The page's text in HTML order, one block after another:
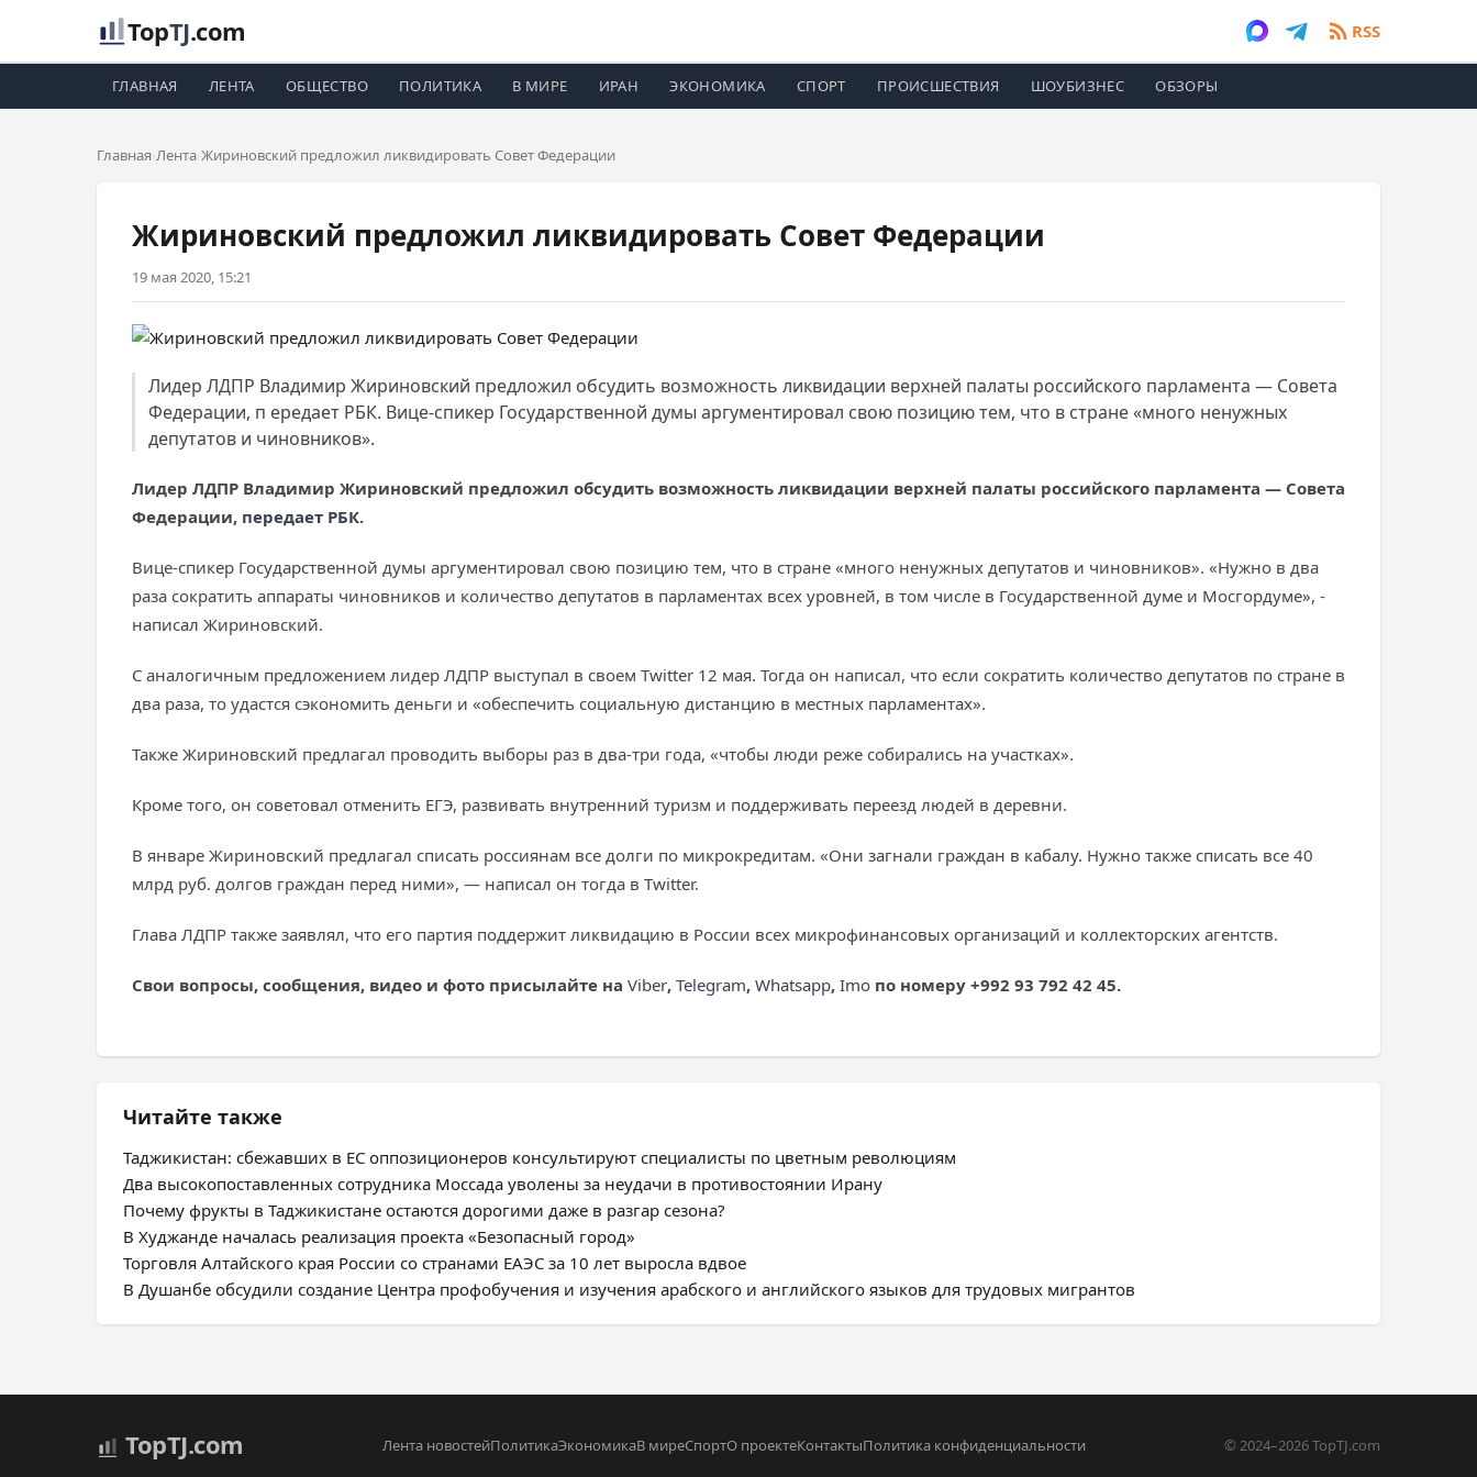
TopTJ.com RSS
ГЛАВНАЯ ЛЕНТА ОБЩЕСТВО ПОЛИТИКА В МИРЕ ИРАН ЭКОНОМИКА СПОРТ ПРОИСШЕСТВИЯ ШОУБИЗНЕС ОБЗОРЫ
Главная Лента Жириновский предложил ликвидировать Совет Федерации
Жириновский предложил ликвидировать Совет Федерации
19 мая 2020, 15:21
Лидер ЛДПР Владимир Жириновский предложил обсудить возможность ликвидации верхней палаты российского парламента — Совета
Федерации, п ередает РБК. Вице-спикер Государственной думы аргументировал свою позицию тем, что в стране «много ненужных
депутатов и чиновников».
Лидер ЛДПР Владимир Жириновский предложил обсудить возможность ликвидации верхней палаты российского парламента — Совета
Федерации, передает РБК.
Вице-спикер Государственной думы аргументировал свою позицию тем, что в стране «много ненужных депутатов и чиновников». «Нужно в два
раза сократить аппараты чиновников и количество депутатов в парламентах всех уровней, в том числе в Государственной думе и Мосгордуме», -
написал Жириновский.
С аналогичным предложением лидер ЛДПР выступал в своем Twitter 12 мая. Тогда он написал, что если сократить количество депутатов по стране в
два раза, то удастся сэкономить деньги и «обеспечить социальную дистанцию в местных парламентах».
Также Жириновский предлагал проводить выборы раз в два-три года, «чтобы люди реже собирались на участках».
Кроме того, он советовал отменить ЕГЭ, развивать внутренний туризм и поддерживать переезд людей в деревни.
В январе Жириновский предлагал списать россиянам все долги по микрокредитам. «Они загнали граждан в кабалу. Нужно также списать все 40
млрд руб. долгов граждан перед ними», — написал он тогда в Twitter.
Глава ЛДПР также заявлял, что его партия поддержит ликвидацию в России всех микрофинансовых организаций и коллекторских агентств.
Свои вопросы, сообщения, видео и фото присылайте на Viber, Telegram, Whatsapp, Imo по номеру +992 93 792 42 45.
Читайте также
Таджикистан: сбежавших в ЕС оппозиционеров консультируют специалисты по цветным революциям
Два высокопоставленных сотрудника Моссада уволены за неудачи в противостоянии Ирану
Почему фрукты в Таджикистане остаются дорогими даже в разгар сезона?
В Худжанде началась реализация проекта «Безопасный город»
Торговля Алтайского края России со странами ЕАЭС за 10 лет выросла вдвое
В Душанбе обсудили создание Центра профобучения и изучения арабского и английского языков для трудовых мигрантов
TopTJ.com Лента новостейПолитикаЭкономикаВ миреСпортО проектеКонтактыПолитика конфиденциальности © 2024–2026 TopTJ.com